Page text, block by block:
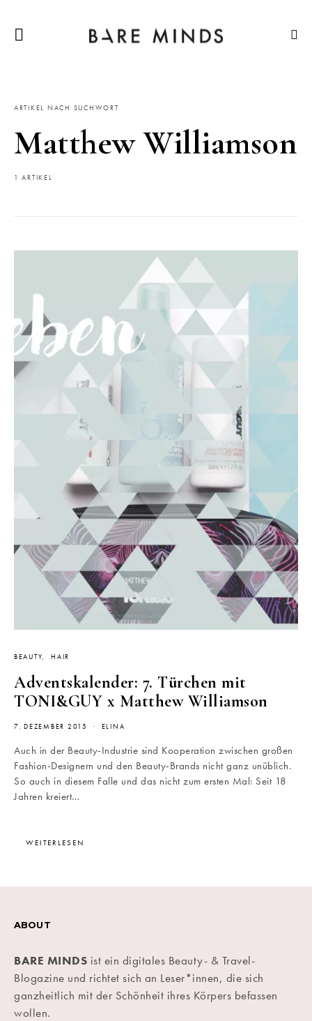
ARTIKEL NACH SUCHWORT
Matthew Williamson
1 ARTIKEL
BEAUTY HAIR
Adventskalender: 7. Türchen mit
TONI&GUY x Matthew Williamson
7. DEZEMBER 2015 ELINA
Auch in der Beauty-Industrie sind Kooperation zwischen großen
Fashion-Designern und den Beauty-Brands nicht ganz unüblich.
So auch in diesem Falle und das nicht zum ersten Mal: Seit 18
Jahren kreiert…
WEITERLESEN
ABOUT
BARE MINDS ist ein digitales Beauty- & Travel-
Blogazine und richtet sich an Leser*innen, die sich
ganzheitlich mit der Schönheit ihres Körpers befassen
wollen.